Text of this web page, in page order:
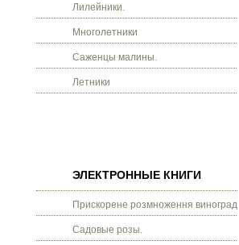
Лилейники.
Многолетники
Саженцы малины.
Летники
ЭЛЕКТРОННЫЕ КНИГИ
Прискорене розмноження винограду.
Садовые розы.